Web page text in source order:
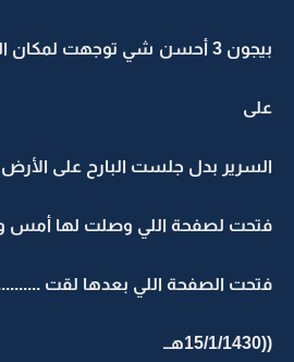
بيجون 3 أحسن شي توجهت
على
السرير بدل جلست البارح على الأرض
فتحت لصفحة اللي وصلت لها أمس وهي
فتحت الصفحة اللي بعدها لقت
((15/1/1430هــ